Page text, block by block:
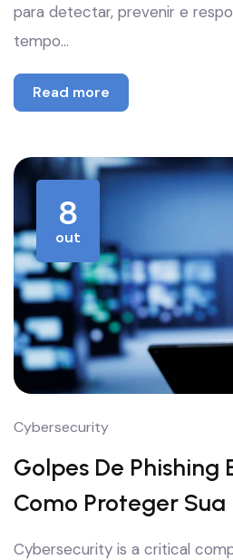
para detectar, prevenir e
tempo…
Read more
8
out
Cybersecurity
Golpes De Phishing
Como Proteger Sua
Cybersecurity is a critical